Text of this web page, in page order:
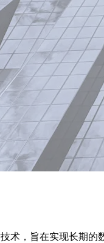
术，旨在实现长期的